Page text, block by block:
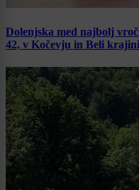
Dolenjska med najbolj
42, v Kočevju in Beli